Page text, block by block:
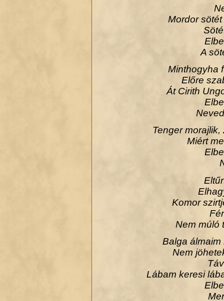
Mordor
A
Minthogyha
Előre
Át Cirith
Tenger
Miért
Komor
Nem múló
Balga álmaim
Nem
Lábam keresi